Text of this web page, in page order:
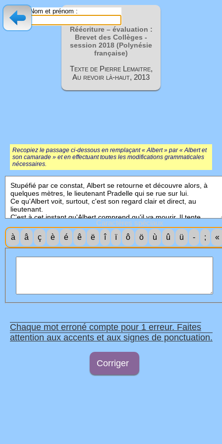
Nom et prénom :
Réécriture – évaluation :
Brevet des Collèges -
session 2018 (Polynésie
française)
Texte de Pierre Lemaitre,
Au revoir là-haut, 2013
Recopiez le passage ci-dessous en remplaçant « Albert » par « Albert et
son camarade » et en effectuant toutes les modifications grammaticales
nécessaires.
Caractères spéciaux
à
â ç è é ê ë î ï ô ö ù û ü - ; «
Chaque mot erroné compte pour 1 erreur. Faites
attention aux accents et aux signes de ponctuation.